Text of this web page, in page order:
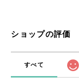
ショップの評価
すべて